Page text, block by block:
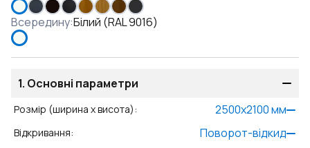
Всередину:Білий (RAL 9016)
1. Основні параметри
Розмір (ширина x висота): 2500x2100мм
Відкривання: Поворот-відкид